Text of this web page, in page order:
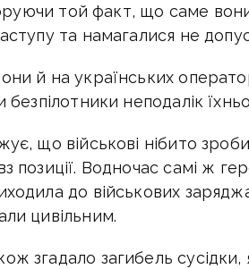
той факт, що саме
та намагалися не
й на українських
безпілотники неподалік
що військові нібито
позиції. Водночас самі ж
до військових
цивільним.
згадало загибель